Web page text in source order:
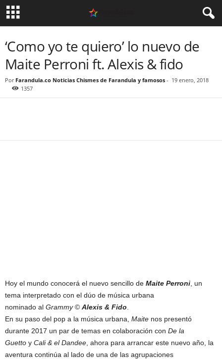
‘Como yo te quiero’ lo nuevo de
Maite Perroni ft. Alexis & fido
Por Farandula.co Noticias Chismes de Farandula y famosos - 19 enero, 2018
1357
Hoy el mundo conocerá el nuevo sencillo de Maite Perroni , un
tema interpretado con el dúo de música urbana
nominado al Grammy© Alexis & Fido
En su paso del pop a la música urbana, Maite nos presentó
durante 2017 un par de temas en colaboración con De la
Guetto y Cali & el Dandee , ahora para arrancar este nuevo año, la
aventura continúa al lado de una de las agrupaciones